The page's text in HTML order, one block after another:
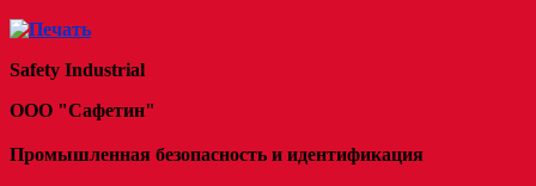
Safety Industrial
ООО "Сафетин"
Промышленная безопасность и идентификация